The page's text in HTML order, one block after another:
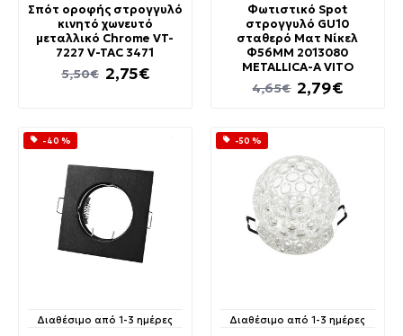
Σπότ οροφής στρογγυλό
κινητό χωνευτό
μεταλλικό Chrome VT-
7227 V-TAC 3471
2,75€
5,50€
Φωτιστικό Spot
στρογγυλό GU10
σταθερό Ματ Νίκελ
Φ56MM 2013080
METALLICA-A VITO
2,79€
4,65€
-40 %
Διαθέσιμο από 1-3 ημέρες
-50 %
Διαθέσιμο από 1-3 ημέρες